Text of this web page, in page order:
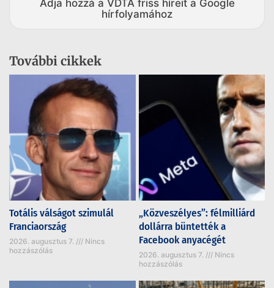
Adja hozzá a VDTA friss híreit a Google
hírfolyamához
További cikkek
Totális válságot szimulál
Franciaország
2026. augusztus 7.
Nincs
hozzászólás
„Közveszélyes”: félmilliárd
dollárra büntették a
Facebook anyacégét
2026. augusztus 7.
Nincs
hozzászólás